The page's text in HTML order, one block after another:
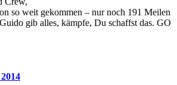
so weit gekommen – nur noch 191 Meilen
gib alles, kämpfe, Du schaffst das. GO